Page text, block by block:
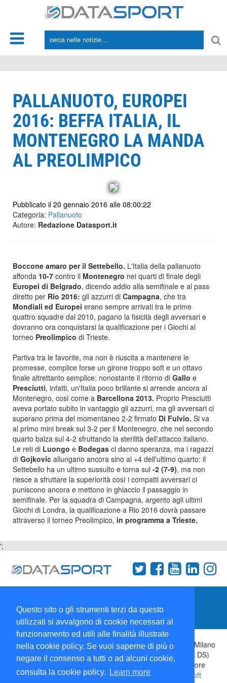
Questo sito o gli strumenti terzi da questo
utilizzati si avvalgono di cookie necessari al
funzionamento ed utili alle finalità illustrate
nella cookie policy. Se vuoi saperne di più o
negare il consenso a tutti o ad alcuni cookie,
consulta la cookie policy.
Learn more
PALLANUOTO, EUROPEI
2016: BEFFA ITALIA, IL
MONTENEGRO LA MANDA
AL PREOLIMPICO
Pubblicato il 20 gennaio 2016 alle 08:00:22
Categoria: Pallanuoto
Autore: Redazione Datasport.it
Boccone amaro per il Settebello. L'Italia della pallanuoto
affonda 10-7 contro il Montenegro nei quarti di finale degli
Europei di Belgrado, dicendo addio alla semifinale e al pass
diretto per Rio 2016: gli azzurri di Campagna, che tra
Mondiali ed Europei erano sempre arrivati tra le prime
quattro squadre dal 2010, pagano la fisicità degli avversari e
dovranno ora conquistarsi la qualificazione per i Giochi al
torneo Preolimpico di Trieste.
Partiva tra le favorite, ma non è riuscita a mantenere le
promesse, complice forse un girone troppo soft e un ottavo
finale altrettanto semplice: nonostante il ritorno di Gallo e
Presciutti, infatti, un'Italia poco brillante si arrende ancora al
Montenegro, così come a Barcellona 2013. Proprio Presciutti
aveva portato subito in vantaggio gli azzurri, ma gli avversari ci
superano prima del momentaneo 2-2 firmato Di Fulvio. Si va
al primo mini break sul 3-2 per il Montenegro, che nel secondo
quarto balza sul 4-2 sfruttando la sterilità dell'attacco italiano.
Le reti di Luongo e Bodegas ci danno speranza, ma i ragazzi
di Gojkovic allungano ancora sino al +4 dell'ultimo quarto: il
Settebello ha un ultimo sussulto e torna sul -2 (7-9), ma non
riesce a sfruttare la superiorità così i compatti avversari ci
puniscono ancora e mettono in ghiaccio il passaggio in
semifinale. Per la squadra di Campagna, argento agli ultimi
Giochi di Londra, la qualificazione a Rio 2016 dovrà passare
attraverso il torneo Preolimpico, in programma a Trieste.
';
Collabora con noi
Copyright 1995-2026 © Wise Srl Via Palmanova 8 20132 Milano
Italia - P. IVA 09072090963 | ISSN: 2499-2925 (DataSport DS)
Informazioni e richieste di pubblicità:
| Direttore
Responsabile:Sergio Angelo Chiesa| Developed By:
P-Soft